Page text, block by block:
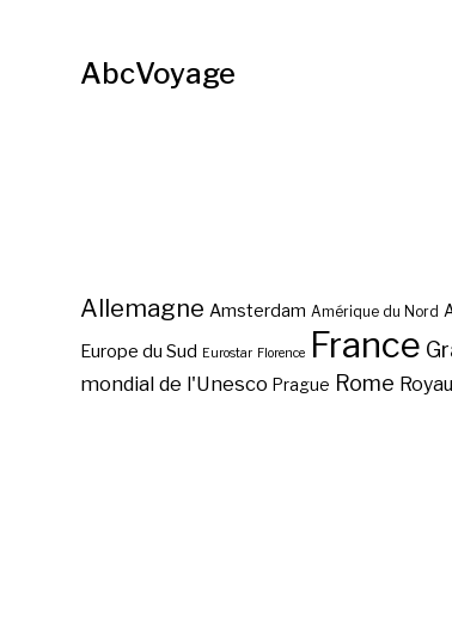
AbcVoyage
Allemagne Amsterdam Amérique du Nord
Europe du Sud Eurostar Florence France
mondial de l'Unesco Prague Rome